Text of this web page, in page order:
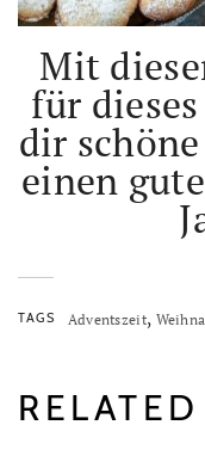
Mit
für
dir
einen
TAGS Adventszeit,